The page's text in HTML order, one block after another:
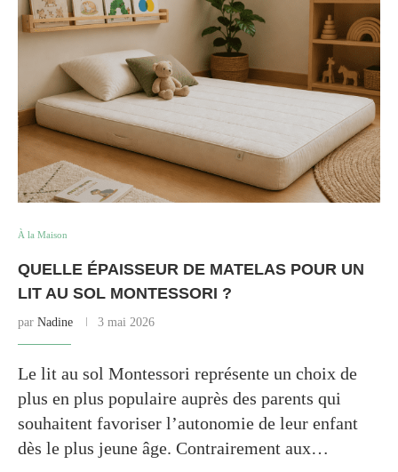
À la Maison
QUELLE ÉPAISSEUR DE MATELAS POUR UN
LIT AU SOL MONTESSORI ?
par Nadine 3 mai 2026
Le lit au sol Montessori représente un choix de
plus en plus populaire auprès des parents qui
souhaitent favoriser l’autonomie de leur enfant
dès le plus jeune âge. Contrairement aux…